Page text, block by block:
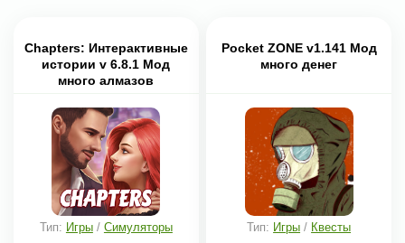
Chapters: Интерактивные
истории v 6.8.1 Мод
много алмазов
Тип: Игры/ Симуляторы
Pocket ZONE v1.141 Мод
много денег
Тип: Игры / Квесты